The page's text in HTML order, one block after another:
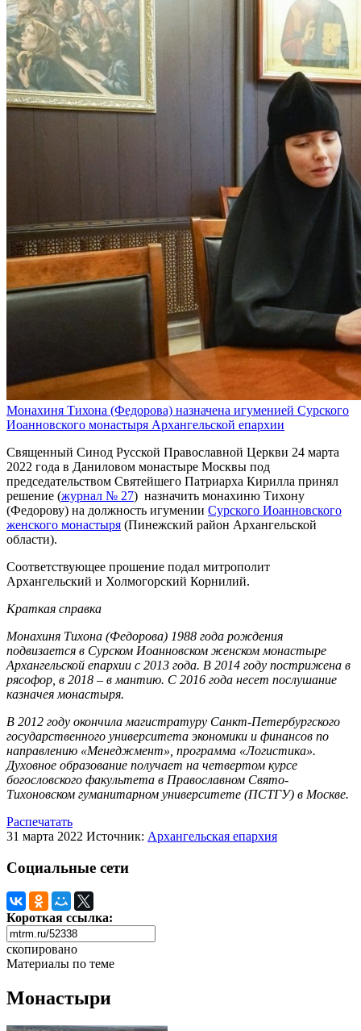
Монахиня Тихона (Федорова) назначена игуменией Сурского
Иоанновского монастыря Архангельской епархии
Священный Синод Русской Православной Церкви 24 марта
2022 года в Даниловом монастыре Москвы под
председательством Святейшего Патриарха Кирилла принял
решение (журнал № 27) назначить монахиню Тихону
(Федорову) на должность игумении Сурского Иоанновского
женского монастыря (Пинежский район Архангельской
области).
Соответствующее прошение подал митрополит
Архангельский и Холмогорский Корнилий.
Краткая справка
Монахиня Тихона (Федорова) 1988 года рождения
подвизается в Сурском Иоанновском женском монастыре
Архангельской епархии с 2013 года. В 2014 году пострижена в
рясофор, в 2018 – в мантию. С 2016 года несет послушание
казначея монастыря.
В 2012 году окончила магистратуру Санкт-Петербургского
государственного университета экономики и финансов по
направлению «Менеджмент», программа «Логистика».
Духовное образование получает на четвертом курсе
богословского факультета в Православном Свято-
Тихоновском гуманитарном университете (ПСТГУ) в Москве.
Распечатать
31 марта 2022 Источник: Архангельская епархия
Социальные сети
Короткая ссылка:
скопировано
Материалы по теме
Монастыри